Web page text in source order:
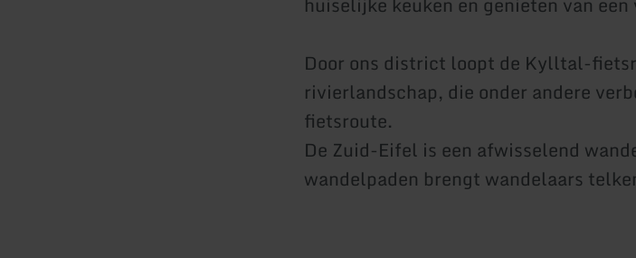
Door ons district loopt de Kylltal-
rivierlandschap, die onder andere
fietsroute.
De Zuid-Eifel is een afwisselend
wandelpaden brengt wandelaars